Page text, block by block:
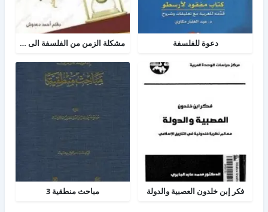
دعوة للفلسفة مشكلة الزمن من الفلسفة الى العلم
فكر إبن خلدون العصبية والدولة مباحث منطقية 3